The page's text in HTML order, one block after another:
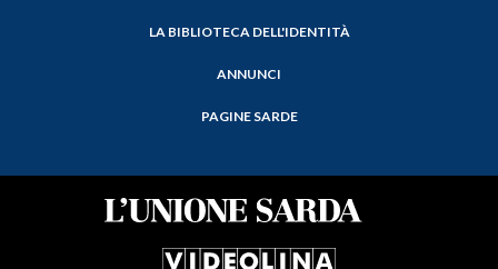
LA BIBLIOTECA DELL'IDENTITÀ
ANNUNCI
PAGINE SARDE